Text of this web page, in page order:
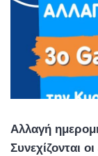
Αλλαγή
Συνεχίζονται